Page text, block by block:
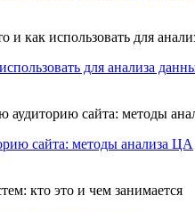
для анализа
сайта: методы анализа ЦА